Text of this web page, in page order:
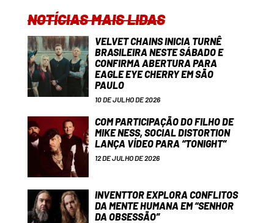
NOTÍCIAS MAIS LIDAS
VELVET CHAINS INICIA TURNÊ
BRASILEIRA NESTE SÁBADO E
CONFIRMA ABERTURA PARA
EAGLE EYE CHERRY EM SÃO
PAULO
10 DE JULHO DE 2026
COM PARTICIPAÇÃO DO FILHO DE
MIKE NESS, SOCIAL DISTORTION
LANÇA VÍDEO PARA “TONIGHT”
12 DE JULHO DE 2026
INVENTTOR EXPLORA CONFLITOS
DA MENTE HUMANA EM “SENHOR
DA OBSESSÃO”